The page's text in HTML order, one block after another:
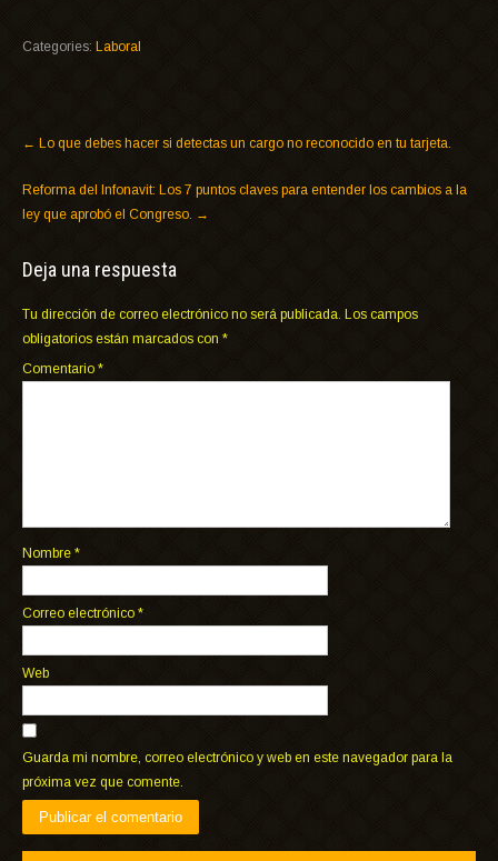
Categories: Laboral
← Lo que debes hacer si detectas un cargo no reconocido en tu tarjeta.
Reforma del Infonavit: Los 7 puntos claves para entender los cambios a la
ley que aprobó el Congreso. →
Deja una respuesta
Tu dirección de correo electrónico no será publicada. Los campos
obligatorios están marcados con *
Comentario *
Nombre *
Correo electrónico *
Web
Guarda mi nombre, correo electrónico y web en este navegador para la
próxima vez que comente.